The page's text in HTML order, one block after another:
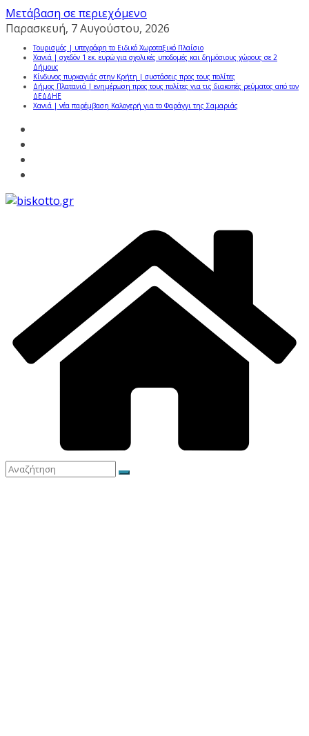
Μετάβαση σε περιεχόμενο
Παρασκευή, 7 Αυγούστου, 2026
Τουρισμός | υπεγράφη το Ειδικό Χωροταξικό Πλαίσιο
Χανιά | σχεδόν 1 εκ. ευρώ για σχολικές υποδομές και δημόσιους χώρους σε 2
Δήμους
Κίνδυνος πυρκαγιάς στην Κρήτη | συστάσεις προς τους πολίτες
Δήμος Πλατανιά | ενημέρωση προς τους πολίτες για τις διακοπές ρεύματος από τον
ΔΕΔΔΗΕ
Χανιά | νέα παρέμβαση Καλογερή για το Φαράγγι της Σαμαριάς